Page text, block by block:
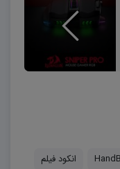
انکود فیلم